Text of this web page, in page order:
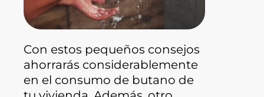
Con estos pequeños consejos
ahorrarás considerablemente
en el consumo de butano de